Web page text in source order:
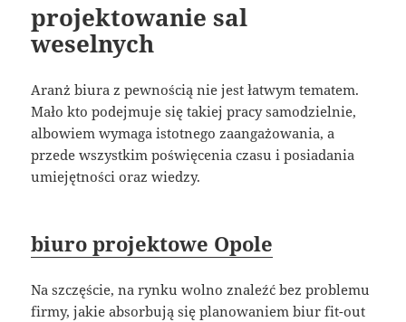
projektowanie sal
weselnych
Aranż biura z pewnością nie jest łatwym tematem.
Mało kto podejmuje się takiej pracy samodzielnie,
albowiem wymaga istotnego zaangażowania, a
przede wszystkim poświęcenia czasu i posiadania
umiejętności oraz wiedzy.
biuro projektowe Opole
Na szczęście, na rynku wolno znaleźć bez problemu
firmy, jakie absorbują się planowaniem biur fit-out